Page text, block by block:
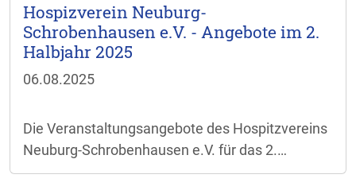
Hospizverein Neuburg-
Schrobenhausen e.V. - Angebote im 2.
Halbjahr 2025
06.08.2025
Die Veranstaltungsangebote des Hospitzvereins
Neuburg-Schrobenhausen e.V. für das 2.
Halbjahr 2025 könnenhiereingesehen werden.